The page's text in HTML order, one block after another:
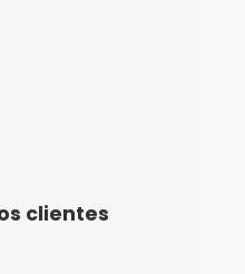
clientes